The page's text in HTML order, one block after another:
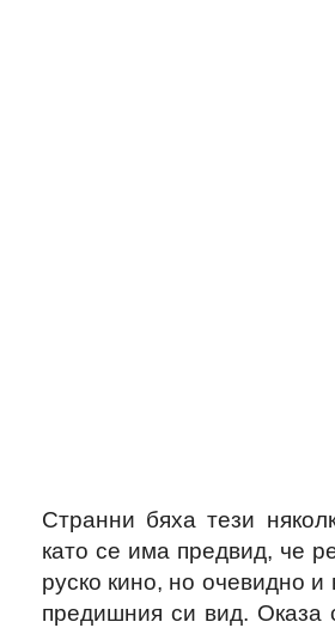
Странни бяха тези
като се има предвид, че
руско кино, но очевидно
предишния си вид. Оказа